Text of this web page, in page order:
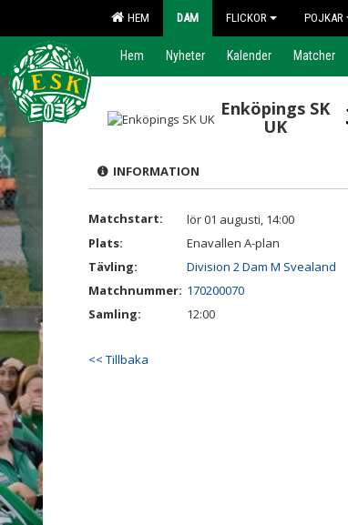
HEM DAM FLICKOR POJKAR
Hem Nyheter Kalender Matcher
Enköpings SK
UK
INFORMATION
Matchstart:
lör 01 augusti, 14:00
Plats:
Enavallen A-plan
Tävling:
Division 2 Dam M Svealand
Matchnummer: 170200070
Samling:
12:00
<< Tillbaka